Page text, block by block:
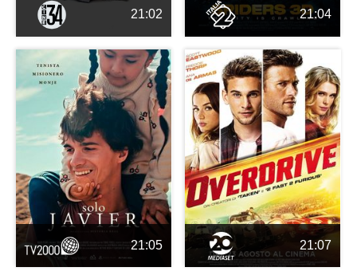
21:02 21:04
21:05 21:07